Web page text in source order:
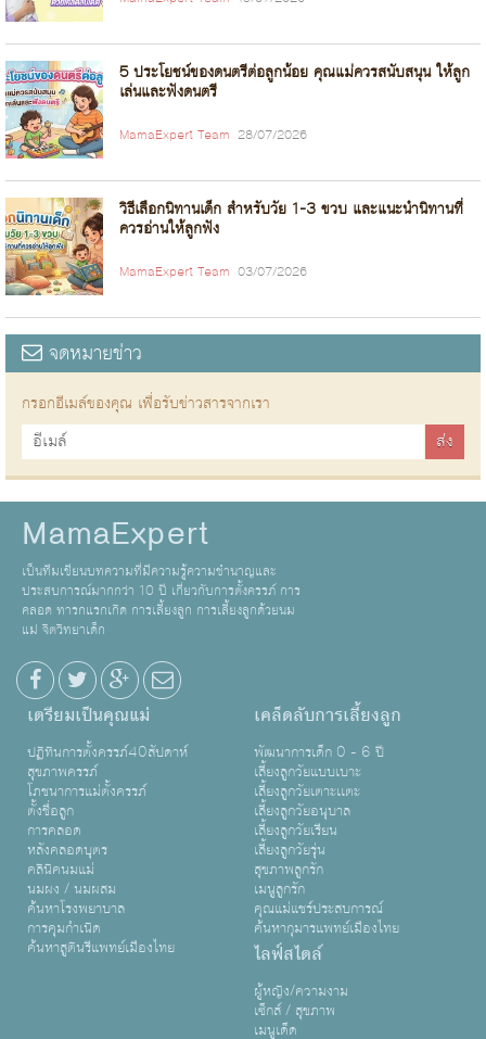
5 ประโยชน์ของดนตรีต่อลูกน้อย คุณแม่ควรสนับสนุน ให้ลูก
เล่นและฟังดนตรี
MamaExpert Team 28/07/2026
วิธีเลือกนิทานเด็ก สำหรับวัย 1-3 ขวบ และแนะนำนิทานที่
ควรอ่านให้ลูกฟัง
MamaExpert Team 03/07/2026
จดหมายข่าว
กรอกอีเมล์ของคุณ เพื่อรับข่าวสารจากเรา
MamaExpert
เป็นทีมเขียนบทความที่มีความรู้ความชำนาญและ
ประสบการณ์มากกว่า 10 ปี เกี่ยวกับการตั้งครรภ์ การ
คลอด ทารกแรกเกิด การเลี้ยงลูก การเลี้ยงลูกด้วยนม
แม่ จิตวิทยาเด็ก
เตรียมเป็นคุณแม่
ปฏิทินการตั้งครรภ์40สัปดาห์
สุขภาพครรภ์
โภชนาการแม่ตั้งครรภ์
ตั้งชื่อลูก
การคลอด
หลังคลอดบุตร
คลินิคนมแม่
นมผง / นมผสม
ค้นหาโรงพยาบาล
การคุมกำเนิด
ค้นหาสูตินรีแพทย์เมืองไทย
เคล็ดลับการเลี้ยงลูก
พัฒนาการเด็ก 0 - 6 ปี
เลี้ยงลูกวัยแบบเบาะ
เลี้ยงลูกวัยเตาะเเตะ
เลี้ยงลูกวัยอนุบาล
เลี้ยงลูกวัยเรียน
เลี้ยงลูกวัยรุ่น
สุขภาพลูกรัก
เมนูลูกรัก
คุณแม่แชร์ประสบการณ์
ค้นหากุมารแพทย์เมืองไทย
ไลฟ์สไตล์
ผู้หญิง/ความงาม
เซ็กส์ / สุขภาพ
เมนูเด็ด